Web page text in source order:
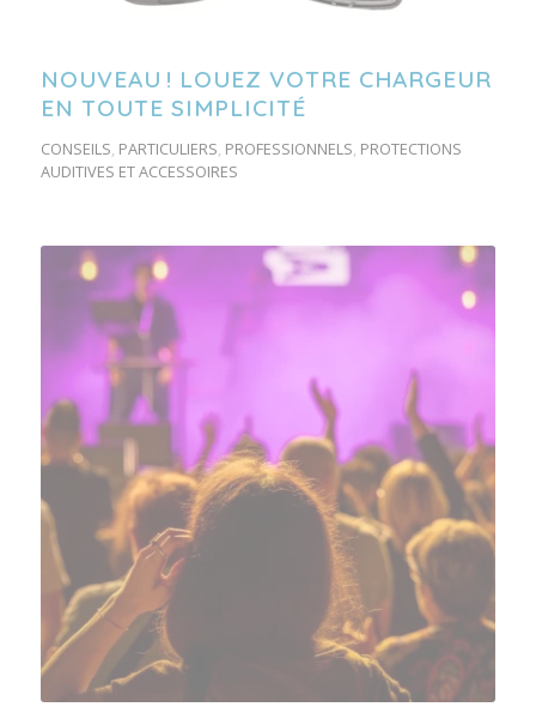
NOUVEAU ! LOUEZ VOTRE CHARGEUR
EN TOUTE SIMPLICITÉ
CONSEILS, PARTICULIERS, PROFESSIONNELS, PROTECTIONS
AUDITIVES ET ACCESSOIRES